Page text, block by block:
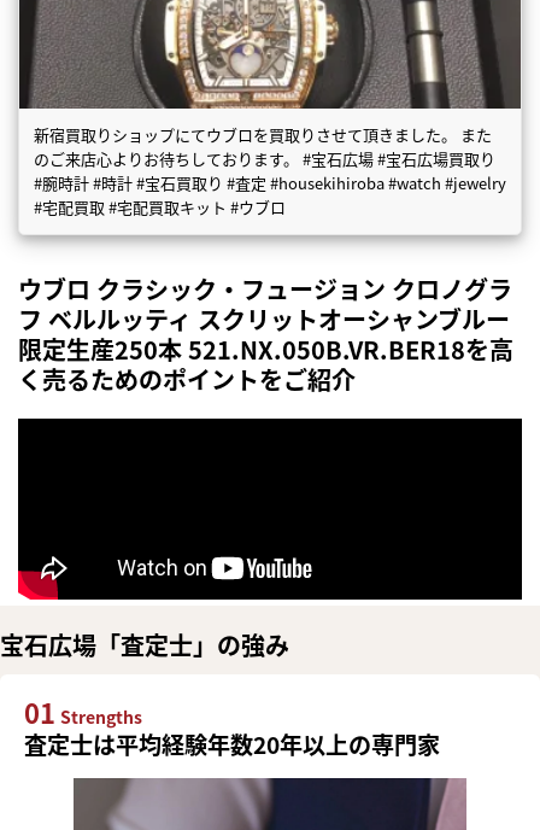
新宿買取りショップにてウブロを買取りさせて頂きました。 また
のご来店心よりお待ちしております。 #宝石広場 #宝石広場買取り
#腕時計 #時計 #宝石買取り #査定 #housekihiroba #watch #jewelry
#宅配買取 #宅配買取キット #ウブロ
ウブロ クラシック・フュージョン クロノグラ
フ ベルルッティ スクリットオーシャンブルー
限定生産250本 521.NX.050B.VR.BER18を高
く売るためのポイントをご紹介
宝石広場「査定士」の強み
01 Strengths
査定士は平均経験年数20年以上の専門家